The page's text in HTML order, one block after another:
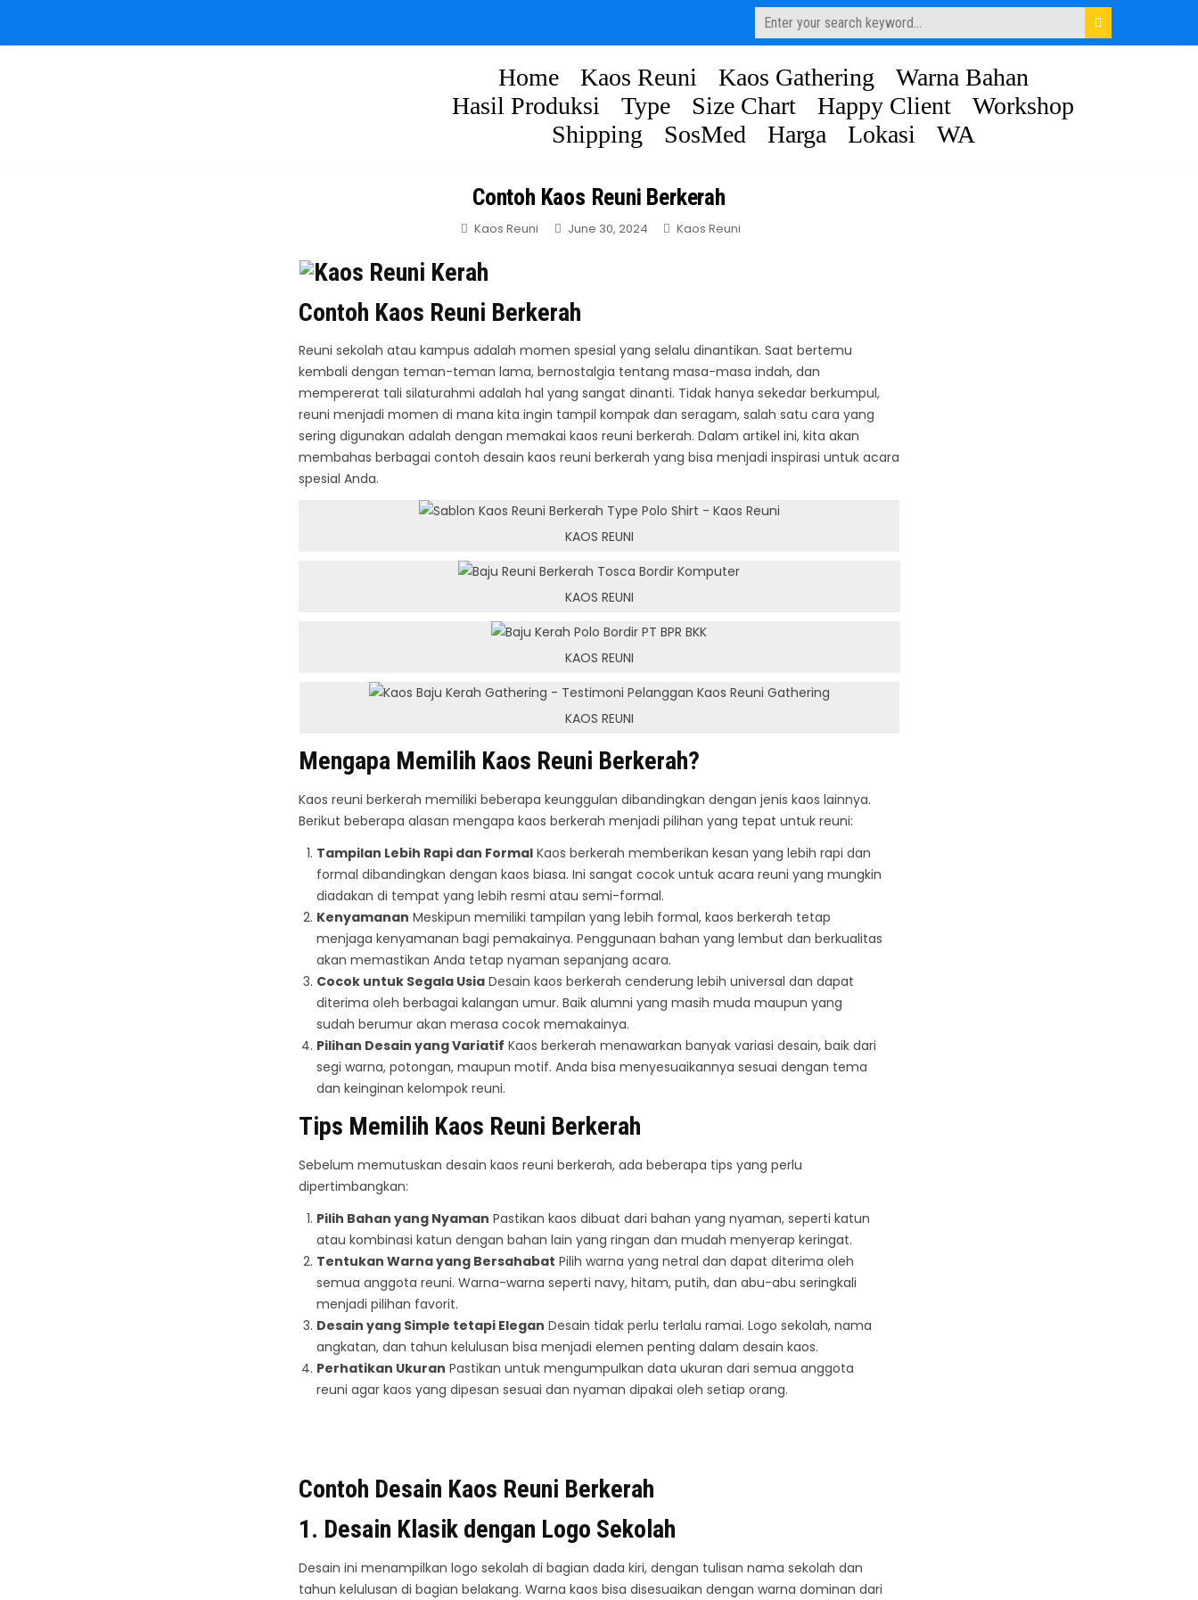
Search
for:
Home Kaos Reuni Kaos Gathering
Warna Bahan
Hasil Produksi
Type Size Chart Happy Client
Workshop
Shipping
SosMed Harga Lokasi WA
Contoh Kaos Reuni Berkerah
Kaos Reuni June 30, 2024 Posted
Kaos Reuni
Contoh Kaos Reuni Berkerah
Reuni sekolah atau kampus adalah momen spesial yang selalu dinantikan. Saat bertemu
kembali dengan teman-teman lama, bernostalgia tentang masa-masa indah, dan
mempererat tali silaturahmi adalah hal yang sangat dinanti. Tidak hanya sekedar berkumpul,
reuni menjadi momen di mana kita ingin tampil kompak dan seragam, salah satu cara yang
sering digunakan adalah dengan memakai kaos reuni berkerah. Dalam artikel ini, kita akan
membahas berbagai contoh desain kaos reuni berkerah yang bisa menjadi inspirasi untuk acara
spesial Anda.
KAOS REUNI
KAOS REUNI
KAOS REUNI
KAOS REUNI
Mengapa Memilih Kaos Reuni Berkerah?
Kaos reuni berkerah memiliki beberapa keunggulan dibandingkan dengan jenis kaos lainnya.
Berikut beberapa alasan mengapa kaos berkerah menjadi pilihan yang tepat untuk reuni:
Tampilan Lebih Rapi dan FormalKaos berkerah memberikan kesan yang lebih rapi dan
formal dibandingkan dengan kaos biasa. Ini sangat cocok untuk acara reuni yang mungkin
diadakan di tempat yang lebih resmi atau semi-formal.
Kenyamanan Meskipun memiliki tampilan yang lebih formal, kaos berkerah tetap
menjaga kenyamanan bagi pemakainya. Penggunaan bahan yang lembut dan berkualitas
akan memastikan Anda tetap nyaman sepanjang acara.
Cocok untuk Segala UsiaDesain kaos berkerah cenderung lebih universal dan dapat
diterima oleh berbagai kalangan umur. Baik alumni yang masih muda maupun yang
sudah berumur akan merasa cocok memakainya.
Pilihan Desain yang Variatif Kaos berkerah menawarkan banyak variasi desain, baik dari
segi warna, potongan, maupun motif. Anda bisa menyesuaikannya sesuai dengan tema
dan keinginan kelompok reuni.
Tips Memilih Kaos Reuni Berkerah
Sebelum memutuskan desain kaos reuni berkerah, ada beberapa tips yang perlu
dipertimbangkan:
Pilih Bahan yang Nyaman Pastikan kaos dibuat dari bahan yang nyaman, seperti katun
atau kombinasi katun dengan bahan lain yang ringan dan mudah menyerap keringat.
Tentukan Warna yang Bersahabat Pilih warna yang netral dan dapat diterima oleh
semua anggota reuni. Warna-warna seperti navy, hitam, putih, dan abu-abu seringkali
menjadi pilihan favorit.
Desain yang Simple tetapi Elegan Desain tidak perlu terlalu ramai. Logo sekolah, nama
angkatan, dan tahun kelulusan bisa menjadi elemen penting dalam desain kaos.
Perhatikan Ukuran Pastikan untuk mengumpulkan data ukuran dari semua anggota
reuni agar kaos yang dipesan sesuai dan nyaman dipakai oleh setiap orang.
Contoh Desain Kaos Reuni Berkerah
1. Desain Klasik dengan Logo Sekolah
Desain ini menampilkan logo sekolah di bagian dada kiri, dengan tulisan nama sekolah dan
tahun kelulusan di bagian belakang. Warna kaos bisa disesuaikan dengan warna dominan dari